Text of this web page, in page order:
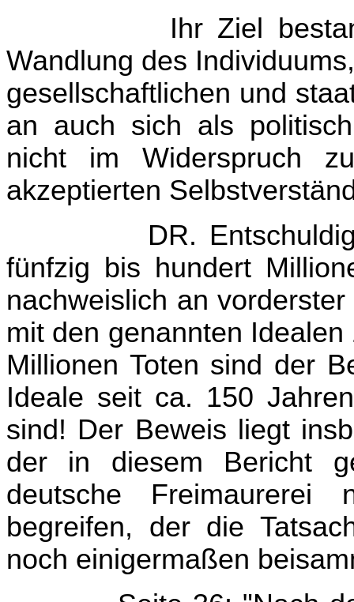
Ihr Ziel
Wandlung des
gesellschaftlichen und
an auch sich als
nicht im Widerspruch
akzeptierten
DR.
fünfzig bis hundert
nachweislich an
mit den genannten
Millionen Toten sind der
Ideale seit ca. 150
sind! Der Beweis liegt
der in diesem Bericht
deutsche
begreifen, der die
noch einigermaßen